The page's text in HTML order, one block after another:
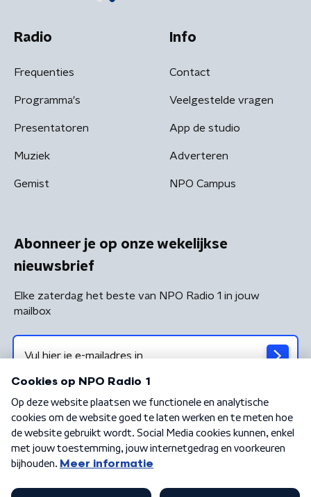
Radio
Frequenties
Programma's
Presentatoren
Muziek
Gemist
Info
Contact
Veelgestelde vragen
App de studio
Adverteren
NPO Campus
Abonneer je op onze wekelijkse
nieuwsbrief
Elke zaterdag het beste van NPO Radio 1 in jouw
mailbox
Algemene voorwaarden